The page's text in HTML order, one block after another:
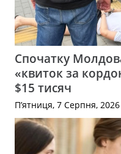
Спочатку
«квиток за
$15 тисяч
П’ятниця, 7 Серпня, 2026